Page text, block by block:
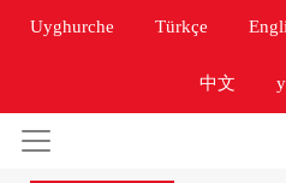
Türkçe
Uyghurche
中文